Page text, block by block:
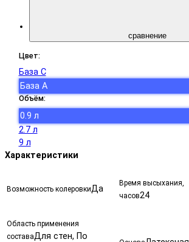
сравнение
Цвет:
База С
База А
Объём:
0.9 л
2.7 л
9 л
Характеристики
Возможность колеровкиДа
Время высыхания,
часов24
Область применения
составаДля стен, По